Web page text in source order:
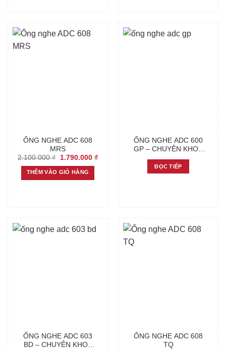
ỐNG NGHE ADC 608
MRS
2.100.000₫
Original
was:
2.100.000 ₫.
1.790.000 ₫Current
THÊM VÀO GIỎ HÀNG
ỐNG NGHE ADC 600
GP – CHUYÊN KHOA
NỘI TIM MẠCH
ĐỌC TIẾP
ỐNG NGHE ADC 603
BD – CHUYÊN KHOA
ỐNG NGHE ADC 608
TQ